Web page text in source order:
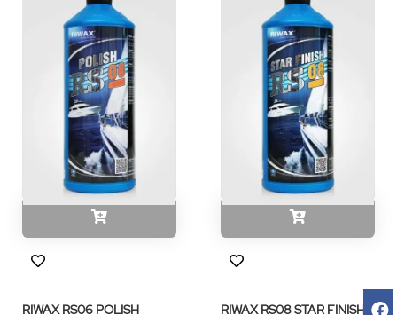
RIWAX RS06 POLISH RIWAX RS08 STAR FINISH